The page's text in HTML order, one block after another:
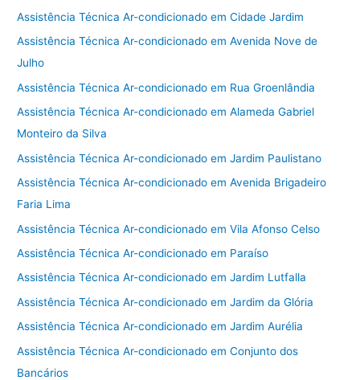
Assistência Técnica Ar-condicionado em Cidade Jardim
Assistência Técnica Ar-condicionado em Avenida Nove de
Julho
Assistência Técnica Ar-condicionado em Rua Groenlândia
Assistência Técnica Ar-condicionado em Alameda Gabriel
Monteiro da Silva
Assistência Técnica Ar-condicionado em Jardim Paulistano
Assistência Técnica Ar-condicionado em Avenida Brigadeiro
Faria Lima
Assistência Técnica Ar-condicionado em Vila Afonso Celso
Assistência Técnica Ar-condicionado em Paraíso
Assistência Técnica Ar-condicionado em Jardim Lutfalla
Assistência Técnica Ar-condicionado em Jardim da Glória
Assistência Técnica Ar-condicionado em Jardim Aurélia
Assistência Técnica Ar-condicionado em Conjunto dos
Bancários